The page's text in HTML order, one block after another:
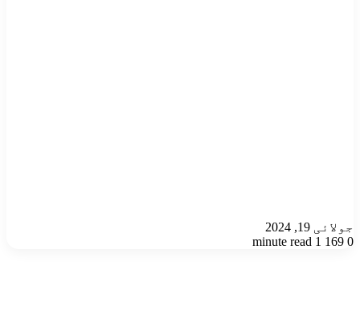
جولائی 19, 2024
0
1 minute read